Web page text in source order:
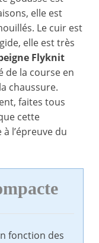
elle est
Le cuir est
elle est très
Flyknit
de la course en
chaussure.
faites tous
cette
l’épreuve du
fonction des